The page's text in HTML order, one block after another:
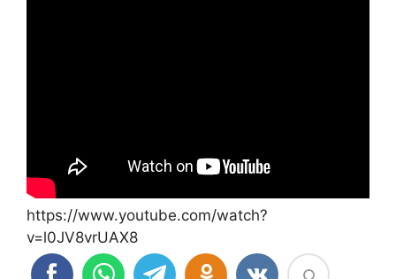
https://www.youtube.com/watch?
v=l0JV8vrUAX8